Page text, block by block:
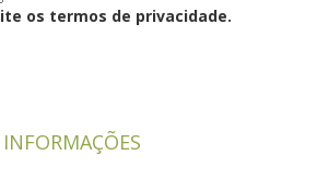
os termos de privacidade.
INFORMAÇÕES